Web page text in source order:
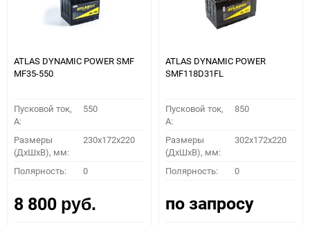
ATLAS DYNAMIC POWER SMF
MF35-550
Пусковой ток,
A:
550
Размеры
(ДхШхВ), мм:
230x172x220
Полярность: 0
8 800 руб.
ATLAS DYNAMIC POWER
SMF118D31FL
Пусковой ток,
A:
850
Размеры
(ДхШхВ), мм:
302x172x220
Полярность: 0
по запросу